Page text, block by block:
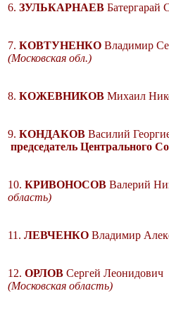
6. ЗУЛЬКАРНАЕВ Батергарай
7. КОВТУНЕНКО Владимир
(Московская обл.)
8. КОЖЕВНИКОВ Михаил
9. КОНДАКОВ Василий
председатель Центрального
10. КРИВОНОСОВ Валерий
область)
11. ЛЕВЧЕНКО Владимир
12. ОРЛОВ Сергей Леонидович
(Московская область)